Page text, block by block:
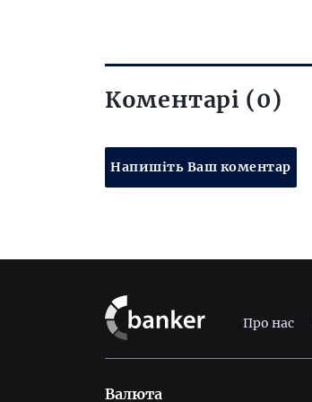
Коментарі (0)
Напишіть Ваш коментар
Про нас
Валюта